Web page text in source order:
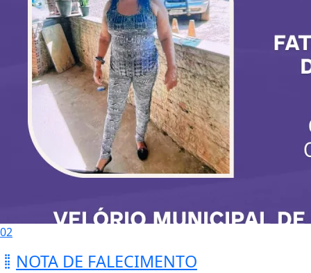
02
NOTA DE FALECIMENTO